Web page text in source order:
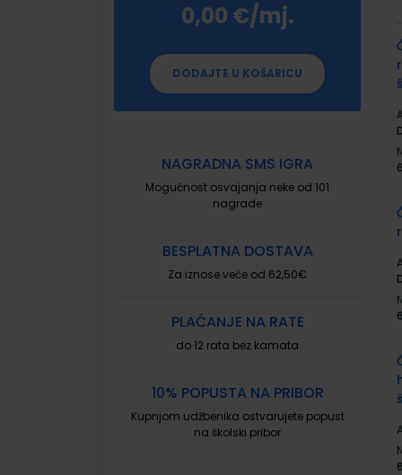
0,00 €/mj.
DODAJTE U KOŠARICU
NAGRADNA SMS IGRA
Mogućnost osvajanja neke od 101
nagrade
BESPLATNA DOSTAVA
Za iznose veće od 62,50€
PLAĆANJE NA RATE
do 12 rata bez kamata
10% POPUSTA NA PRIBOR
Kupnjom udžbenika ostvarujete popust
na školski pribor